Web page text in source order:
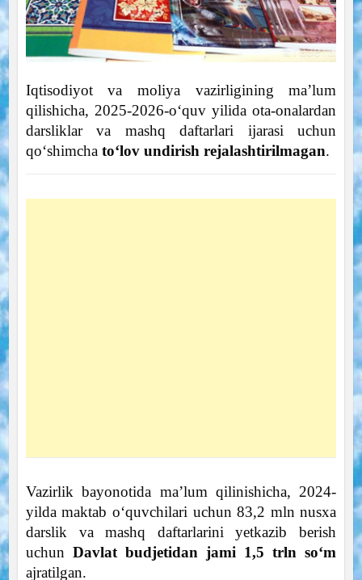
Iqtisodiyot va moliya vazirligining ma’lum
qilishicha, 2025-2026-o‘quv yilida ota-onalardan
darsliklar va mashq daftarlari ijarasi uchun
qo‘shimcha to‘lov undirish rejalashtirilmagan.
Vazirlik bayonotida ma’lum qilinishicha, 2024-
yilda maktab o‘quvchilari uchun 83,2 mln nusxa
darslik va mashq daftarlarini yetkazib berish
uchun Davlat budjetidan jami 1,5 trln so‘m
ajratilgan.